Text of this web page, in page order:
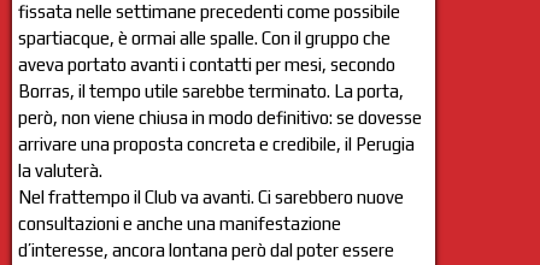
fissata nelle settimane precedenti come possibile
spartiacque, è ormai alle spalle. Con il gruppo che
aveva portato avanti i contatti per mesi, secondo
Borras, il tempo utile sarebbe terminato. La porta,
però, non viene chiusa in modo definitivo: se dovesse
arrivare una proposta concreta e credibile, il Perugia
la valuterà.
Nel frattempo il Club va avanti. Ci sarebbero nuove
consultazioni e anche una manifestazione
d’interesse, ancora lontana però dal poter essere